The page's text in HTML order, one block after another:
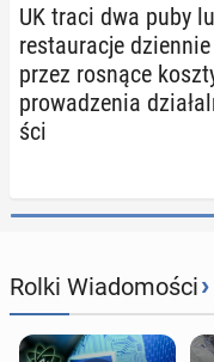
UK traci dwa puby
re­stau­ra­cje dzien­nie
przez rosnące
pro­wa­dze­nia
ści
Rolki Wiadomości›